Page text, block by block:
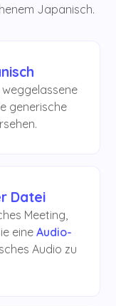
Japanisch.
generische
Datei
Meeting,
eineAudio-
Audio zu